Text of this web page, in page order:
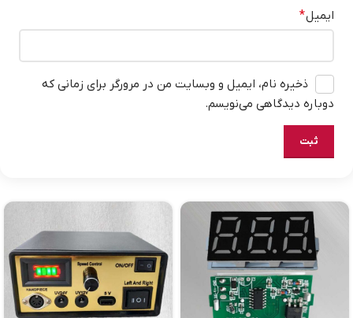
ایمیل*
ذخیره نام، ایمیل و وبسایت من در مرورگر برای زمانی که
دوباره دیدگاهی می‌نویسم.